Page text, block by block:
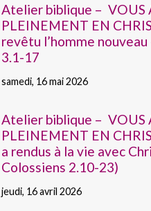
Atelier biblique – VOUS
PLEINEMENT EN
revêtu l’homme
3.1-17
samedi, 16 mai 2026
Atelier biblique – VOUS
PLEINEMENT EN
a rendus à la vie avec
Colossiens 2.10-23)
jeudi, 16 avril 2026